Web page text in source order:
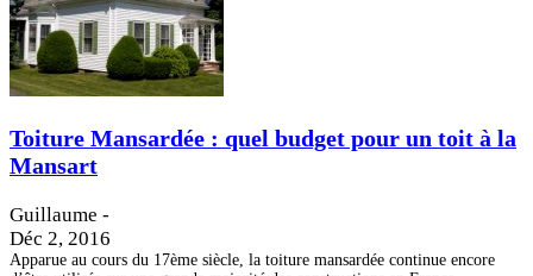
Toiture Mansardée : quel budget pour un toit à la
Mansart
Guillaume -
Déc 2, 2016
Apparue au cours du 17ème siècle, la toiture mansardée continue encore